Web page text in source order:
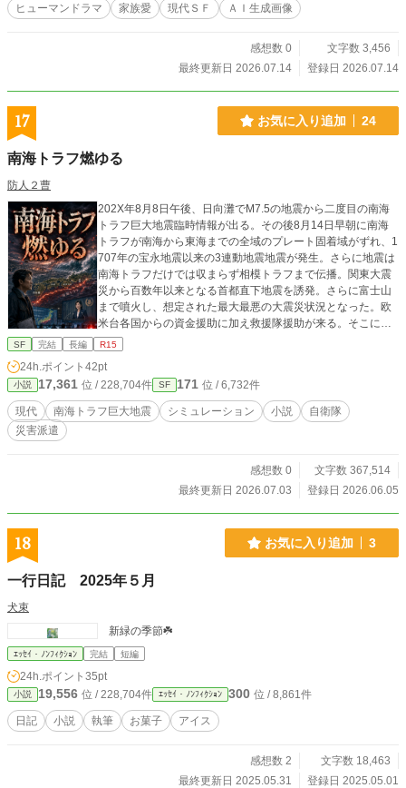
ヒューマンドラマ 家族愛 現代ＳＦ ＡＩ生成画像
感想数 0
文字数 3,456
最終更新日 2026.07.14
登録日 2026.07.14
17 お気に入り追加 24
南海トラフ燃ゆる
防人２曹
202X年8月8日午後、日向灘でM7.5の地震から二度目の南海
トラフ巨大地震臨時情報が出る。その後8月14日早朝に南海
トラフが南海から東海までの全域のプレート固着域がずれ、1
707年の宝永地震以来の3連動地震地震が発生。さらに地震は
南海トラフだけでは収まらず相模トラフまで伝播。関東大震
災から百数年以来となる首都直下地震を誘発。さらに富士山
まで噴火し、想定された最大最悪の大震災状況となった。欧
米台各国からの資金援助に加え救援隊援助が来る。そこに中
華人民共和国が台湾海峡での演習を控え招集していた人民解
と救援隊を送るといってくるが、真意は別のところにあり...
未曾有の震災状況に加えて中国につく沖縄の謀反。日本政府
はこの国難をどのように乗り越えるのかを描く、震災シミュ
レーション小説。 【注意】 作品に出てくる人物、組織はすべ
SF 完結 長編 R15
24h.ポイント 42pt
小説 17,361 位 / 228,704件 SF 171 位 / 6,732件
現代 南海トラフ巨大地震 シミュレーション 小説
自衛隊
災害派遣
感想数 0
文字数 367,514
最終更新日 2026.07.03
登録日 2026.06.05
18 お気に入り追加 3
一行日記 2025年５月
犬束
新緑の季節☘️
ｴｯｾｲ・ﾉﾝﾌｨｸｼｮﾝ 完結 短編
24h.ポイント 35pt
小説 19,556 位 / 228,704件 ｴｯｾｲ・ﾉﾝﾌｨｸｼｮﾝ 300 位 / 8,861件
日記 小説 執筆 お菓子 アイス
感想数 2
文字数 18,463
最終更新日 2025.05.31
登録日 2025.05.01